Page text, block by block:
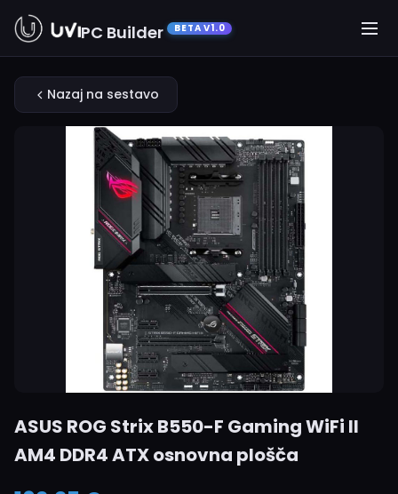
PC Builder BETA V1.0
Nazaj na sestavo
ASUS ROG Strix B550-F Gaming WiFi II
AM4 DDR4 ATX osnovna plošča